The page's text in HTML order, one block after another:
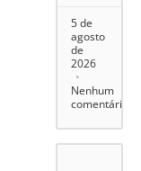
5 de
agosto
de
2026
Nenhum
comentário